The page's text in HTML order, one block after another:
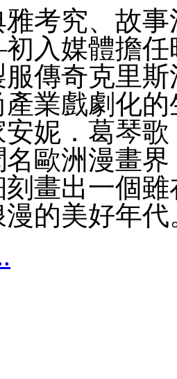
考究、故
入媒體擔任
傳奇克里
業戲劇化
妮．葛琴歌
歐洲漫畫
畫出一個
的美好年代